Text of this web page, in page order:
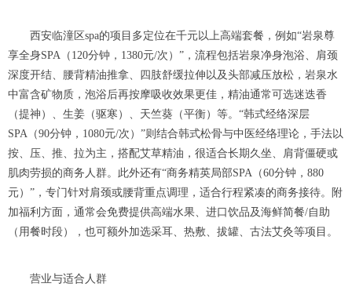
西安临潼区spa的项目多定位在千元以上高端套餐，例如“岩泉尊
享全身SPA（120分钟，1380元/次）”，流程包括岩泉净身泡浴、肩颈
深度开结、腰背精油推拿、四肢舒缓拉伸以及头部减压放松，岩泉水
中富含矿物质，泡浴后再按摩吸收效果更佳，精油通常可选迷迭香
（提神）、生姜（驱寒）、天竺葵（平衡）等。“韩式经络深层
SPA（90分钟，1080元/次）”则结合韩式松骨与中医经络理论，手法以
按、压、推、拉为主，搭配艾草精油，很适合长期久坐、肩背僵硬或
肌肉劳损的商务人群。此外还有“商务精英局部SPA（60分钟，880
元）”，专门针对肩颈或腰背重点调理，适合行程紧凑的商务接待。附
加福利方面，通常会免费提供高端水果、进口饮品及海鲜简餐/自助
（用餐时段），也可额外加选采耳、热敷、拔罐、古法艾灸等项目。
营业与适合人群